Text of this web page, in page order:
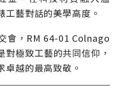
藝對話的美學高度。
會，RM 64-01 Colnago
極致工藝的共同信仰，
越的最高致敬。